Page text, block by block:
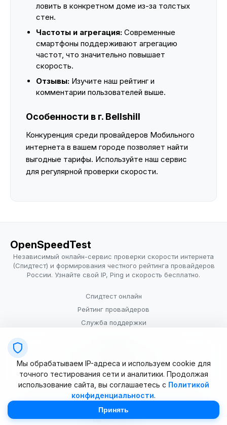
ловить в конкретном доме из-за толстых
стен.
Частоты и агрегация: Современные
смартфоны поддерживают агрегацию
частот, что значительно повышает
скорость.
Отзывы: Изучите наш рейтинг и
комментарии пользователей выше.
Особенности в г. Bellshill
Конкуренция среди провайдеров Мобильного
интернета в вашем городе позволяет найти
выгодные тарифы. Используйте наш сервис
для регулярной проверки скорости.
OpenSpeedTest
Независимый онлайн-сервис проверки скорости интернета
(Спидтест) и формирования честного рейтинга провайдеров
России. Узнайте свой IP, Ping и скорость бесплатно.
Спидтест онлайн
Рейтинг провайдеров
Служба поддержки
Условия использования
© 2025–2026 OpenSpeedTest (ИП Долматова В.В.). Все права
Мы обрабатываем IP-адреса и используем cookie для
точного тестирования сети и аналитики. Продолжая
использование сайта, вы соглашаетесь с Политикой
конфиденциальности.
Принять